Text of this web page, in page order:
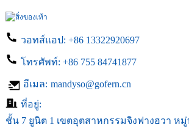
วอทส์แอป: +86 13322920697
โทรศัพท์: +86 755 84741877
อีเมล: mandyso@gofern.cn
ที่อยู่:
ชั้น 7 ยูนิต 1 เขตอุตสาหกรรมจิงฟางฮวา หมู่